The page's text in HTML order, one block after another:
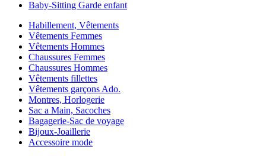
Baby-Sitting Garde enfant
Habillement, Vêtements
Vêtements Femmes
Vêtements Hommes
Chaussures Femmes
Chaussures Hommes
Vêtements fillettes
Vêtements garçons Ado.
Montres, Horlogerie
Sac a Main, Sacoches
Bagagerie-Sac de voyage
Bijoux-Joaillerie
Accessoire mode